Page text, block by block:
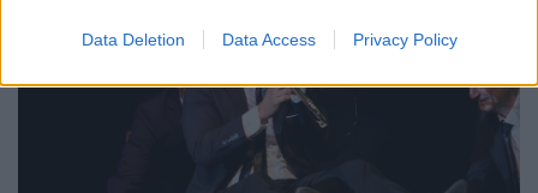
Data Deletion Data Access Privacy Policy